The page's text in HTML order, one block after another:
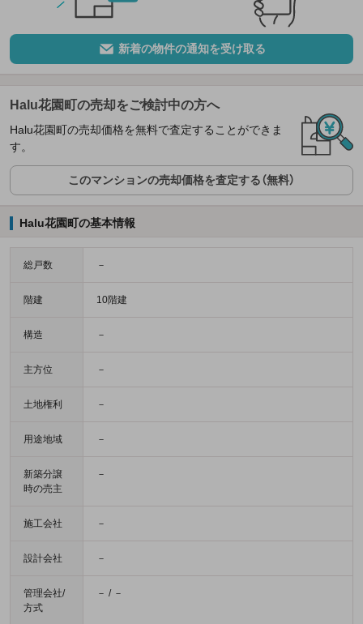
新着の物件の通知を受け取る
Halu花園町の売却をご検討中の方へ
Halu花園町の売却価格を無料で査定することができま
す。
このマンションの売却価格を査定する（無料）
Halu花園町の基本情報
総戸数 －
階建 10階建
構造 －
主方位 －
土地権利 －
用途地域 －
新築分譲
時の売主
－
施工会社 －
設計会社 －
管理会社/
方式
－ / －